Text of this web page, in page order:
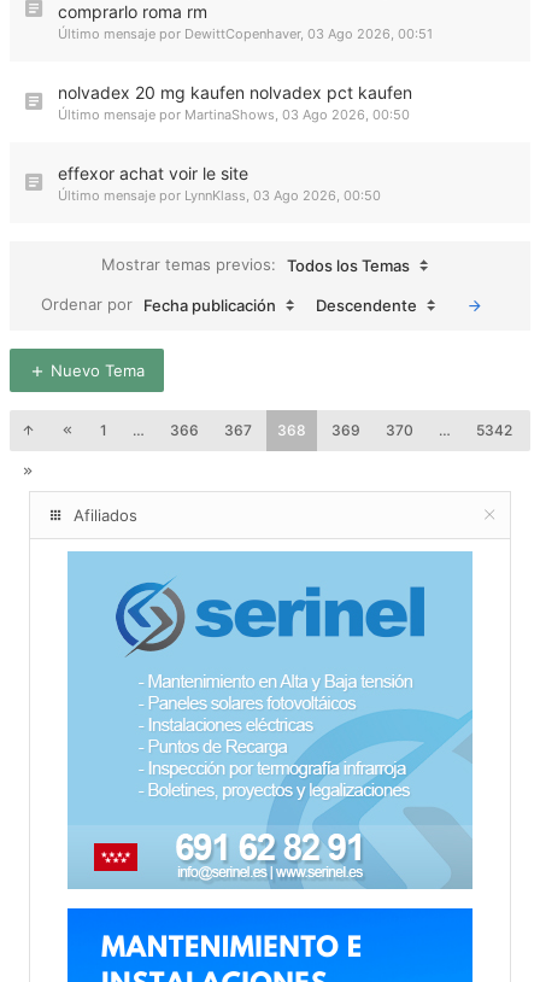
comprarlo roma rm
Último mensaje por DewittCopenhaver, 03 Ago 2026, 00:51
nolvadex 20 mg kaufen nolvadex pct kaufen
Último mensaje por MartinaShows, 03 Ago 2026, 00:50
effexor achat voir le site
Último mensaje por LynnKlass, 03 Ago 2026, 00:50
Mostrar temas previos:
Todos los Temas
Ordenar por
Fecha publicación Descendente
Nuevo Tema
1 … 366 367 368 369 370 … 5342
Afiliados